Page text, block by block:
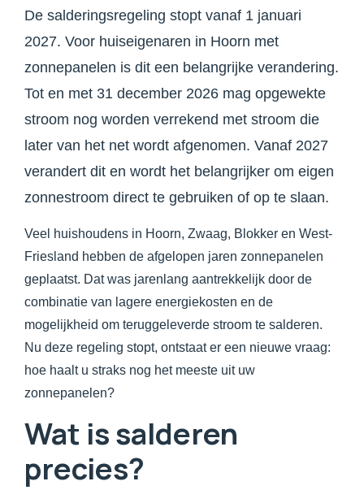
De salderingsregeling stopt vanaf 1 januari
2027. Voor huiseigenaren in Hoorn met
zonnepanelen is dit een belangrijke verandering.
Tot en met 31 december 2026 mag opgewekte
stroom nog worden verrekend met stroom die
later van het net wordt afgenomen. Vanaf 2027
verandert dit en wordt het belangrijker om eigen
zonnestroom direct te gebruiken of op te slaan.
Veel huishoudens in Hoorn, Zwaag, Blokker en West-
Friesland hebben de afgelopen jaren zonnepanelen
geplaatst. Dat was jarenlang aantrekkelijk door de
combinatie van lagere energiekosten en de
mogelijkheid om teruggeleverde stroom te salderen.
Nu deze regeling stopt, ontstaat er een nieuwe vraag:
hoe haalt u straks nog het meeste uit uw
zonnepanelen?
Wat is salderen
precies?